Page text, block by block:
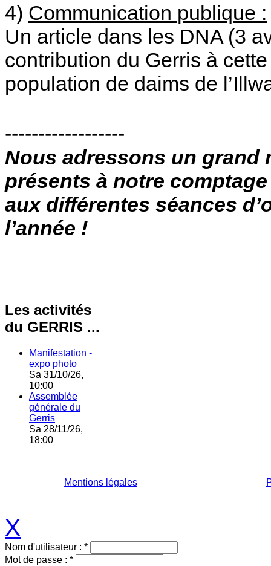
4) Communication publique :
Un article dans les DNA (3
contribution du Gerris à
population de daims de
------------------
Nous adressons un grand
présents à notre
aux différentes séances
l’année !
Les activités
du GERRIS ...
Manifestation -
expo photo
Sa 31/10/26,
10:00
Assemblée
générale du
Gerris
Sa 28/11/26,
18:00
Mentions légales
X
Nom d'utilisateur : *
Mot de passe : *